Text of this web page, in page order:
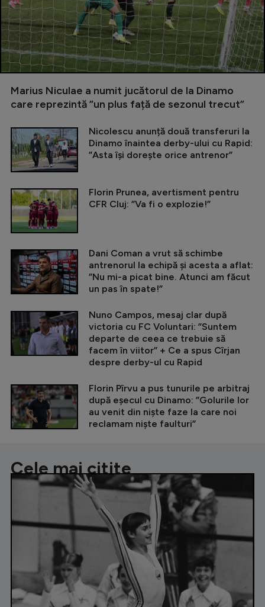
Marius Niculae a numit jucătorul de la Dinamo
care reprezintă ”un plus față de sezonul trecut”
Nicolescu anunță două transferuri la
Dinamo înaintea derby-ului cu Rapid:
”Asta își dorește orice antrenor”
Florin Prunea, avertisment pentru
CFR Cluj: ”Va fi o explozie!”
Dani Coman a vrut să schimbe
antrenorul la echipă și acesta a aflat:
”Nu mi-a picat bine. Atunci am făcut
un pas în spate!”
Nuno Campos, mesaj clar după
victoria cu FC Voluntari: ”Suntem
departe de ceea ce trebuie să
facem în viitor” + Ce a spus Cîrjan
despre derby-ul cu Rapid
Florin Pîrvu a pus tunurile pe arbitraj
după eșecul cu Dinamo: ”Golurile lor
au venit din niște faze la care noi
reclamam niște faulturi”
Cele mai citite